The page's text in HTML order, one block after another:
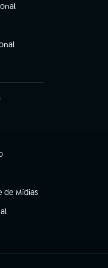
aba)
aba)
aba)
de Mídias
aba)